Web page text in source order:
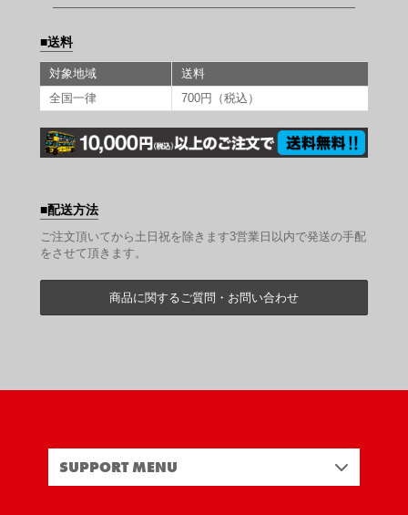
送料
対象地域
送料
全国一律
700円（税込）
配送方法
ご注文頂いてから土日祝を除きます3営業日以内で発送の手配
をさせて頂きます。
商品に関するご質問・お問い合わせ
SUPPORT MENU